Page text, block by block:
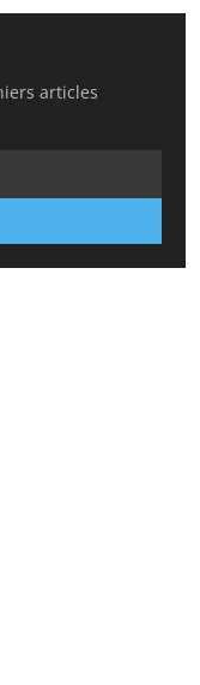
articles